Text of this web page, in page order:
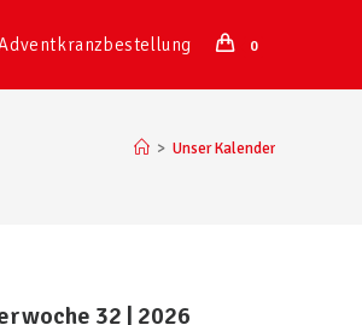
0
> Unser Kalender
32 | 2026